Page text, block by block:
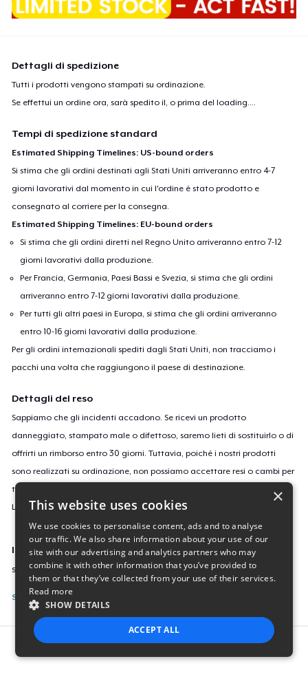
Dettagli di spedizione
Tutti i prodotti vengono stampati su ordinazione.
Se effettui un ordine ora, sarà spedito il, o prima delloading....
Tempi di spedizione standard
Estimated Shipping Timelines: US-bound orders
Si stima che gli ordini destinati agli Stati Uniti arriveranno entro 4-7
giorni lavorativi dal momento in cui l'ordine è stato prodotto e
consegnato al corriere per la consegna.
Estimated Shipping Timelines: EU-bound orders
Si stima che gli ordini diretti nel Regno Unito arriveranno entro 7-12
giorni lavorativi dalla produzione.
Per Francia, Germania, Paesi Bassi e Svezia, si stima che gli ordini
arriveranno entro 7-12 giorni lavorativi dalla produzione.
Per tutti gli altri paesi in Europa, si stima che gli ordini arriveranno
entro 10-16 giorni lavorativi dalla produzione.
Per gli ordini internazionali spediti dagli Stati Uniti, non tracciamo i
pacchi una volta che raggiungono il paese di destinazione.
Dettagli del reso
Sappiamo che gli incidenti accadono. Se ricevi un prodotto
danneggiato, stampato male o difettoso, saremo lieti di sostituirlo o di
offrirti un rimborso entro 30 giorni. Tuttavia, poiché i nostri prodotti
sono realizzati su ordinazione, non possiamo accettare resi o cambi per
taglie o colori errati o se cambi semplicemente idea.
Leggi
quiper saperne di più sulla nostra politica di reso.
ID campagne
sticker-772
Segnala questa inserzione
×
This website uses cookies
We use cookies to personalise content, ads and to analyse
our traffic. We also share information about your use of our
site with our advertising and analytics partners who may
combine it with other information that you’ve provided to
them or that they’ve collected from your use of their services.
Read more
SHOW DETAILS
ACCEPT ALL
STRICTLY NECESSARY PERFORMANCE